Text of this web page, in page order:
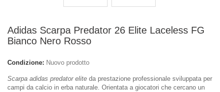
Adidas Scarpa Predator 26 Elite Laceless FG
Bianco Nero Rosso
Condizione: Nuovo prodotto
Scarpa adidas predator elite da prestazione professionale sviluppata per
campi da calcio in erba naturale. Orientata a giocatori che cercano un